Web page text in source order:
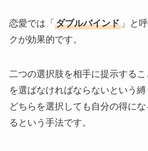
恋愛では「 ダブルバインド」と
クが効果的です。
二つの選択肢を相手に提示する
を選ばなければならないという縛
どちらを選択しても自分の得に
るという手法です。